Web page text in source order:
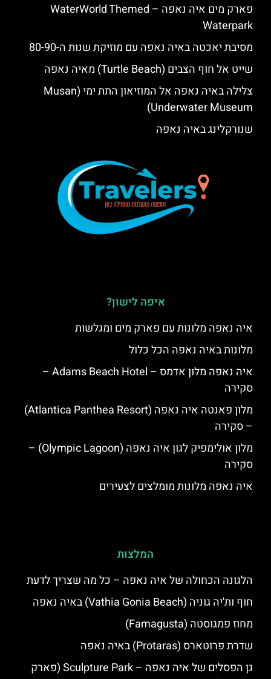
פארק מים איה נאפה – ‪‪WaterWorld Themed
Waterpark‬‬
מסיבת יאכטה באיה נאפה עם מוזיקת שנות ה-80-90
שייט אל חוף הצבים (Turtle Beach) מאיה נאפה
צלילה באיה נאפה אל המוזיאון התת ימי (Musan
Underwater Museum)
שנורקלינג באיה נאפה
איפה לישון?
איה נאפה מלונות עם פארק מים ומגלשות
מלונות באיה נאפה הכל כלול
איה נאפה מלון אדמס – Adams Beach Hotel –
סקירה
מלון פאנטה איה נאפה (Atlantica Panthea Resort)
– סקירה
מלון אולימפיק לגון איה נאפה (Olympic Lagoon) –
סקירה
איה נאפה מלונות מומלצים לצעירים
המלצות
הלגונה הכחולה של איה נאפה – כל מה שצריך לדעת
חוף ות'יה גוניה (Vathia Gonia Beach) באיה נאפה
מחוז פמגוסטה (Famagusta)
שדרת פרוטארס (Protaras) באיה נאפה
גן הפסלים של איה נאפה – Sculpture Park (פארק